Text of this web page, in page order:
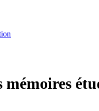
mémoires